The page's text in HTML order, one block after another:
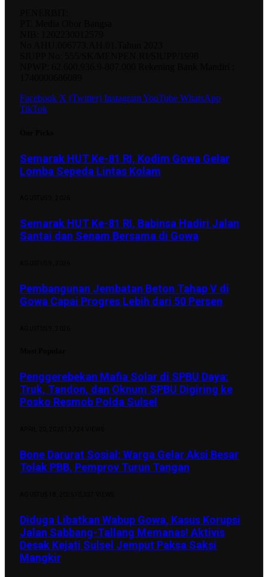
Facebook X (Twitter) InstagramYouTube WhatsApp
TikTok
Semarak HUT Ke-81 RI, Kodim Gowa Gelar
Lomba Sepeda Lintas Kolam
Semarak HUT Ke-81 RI, Babinsa Hadiri Jalan
Santai dan Senam Bersama di Gowa
Pembangunan Jembatan Beton Tahap V di
Gowa Capai Progres Lebih dari 50 Persen
Penggerebekan Mafia Solar di SPBU Daya:
Truk, Tandon, dan Oknum SPBU Digiring ke
Posko Resmob Polda Sulsel
Bone Darurat Sosial: Warga Gelar Aksi Besar
Tolak PBB, Pemprov Turun Tangan
Diduga Libatkan Wabup Gowa, Kasus Korupsi
Jalan Sabbang-Tallang Memanas! Aktivis
Desak Kejati Sulsel Jemput Paksa Saksi
Mangkir